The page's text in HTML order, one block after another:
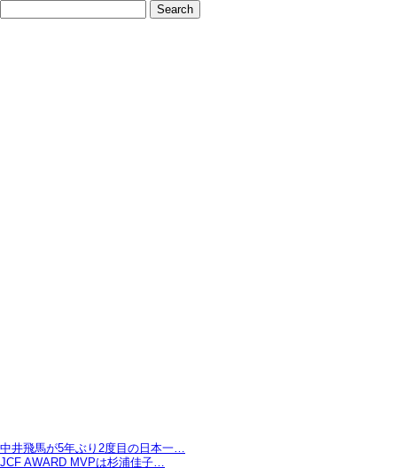
中井飛馬が5年ぶり2度目の日本一…
JCF AWARD MVPは杉浦佳子…